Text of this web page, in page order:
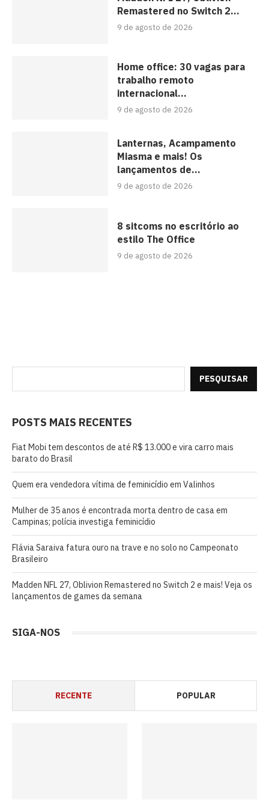
Remastered no Switch 2...
9 de agosto de 2026
Home office: 30 vagas para
trabalho remoto
internacional...
9 de agosto de 2026
Lanternas, Acampamento
Miasma e mais! Os
lançamentos de...
9 de agosto de 2026
8 sitcoms no escritório ao
estilo The Office
9 de agosto de 2026
PESQUISAR
POSTS MAIS RECENTES
Fiat Mobi tem descontos de até R$ 13.000 e vira carro mais
barato do Brasil
Quem era vendedora vítima de feminicídio em Valinhos
Mulher de 35 anos é encontrada morta dentro de casa em
Campinas; polícia investiga feminicídio
Flávia Saraiva fatura ouro na trave e no solo no Campeonato
Brasileiro
Madden NFL 27, Oblivion Remastered no Switch 2 e mais! Veja os
lançamentos de games da semana
SIGA-NOS
RECENTE POPULAR